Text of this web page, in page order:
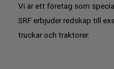
Vi är ett företag som
SRF erbjuder redskap till
truckar och traktorer.